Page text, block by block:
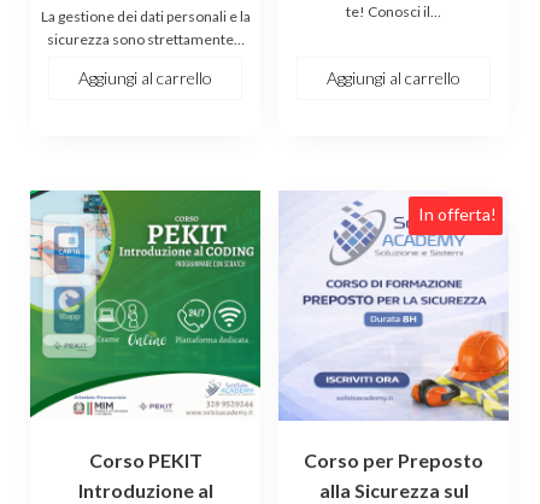
La gestione dei dati personali e la
sicurezza sono strettamente…
Aggiungi al carrello
te! Conosci il…
Aggiungi al carrello
Corso PEKIT
Introduzione al
In offerta!
Corso per Preposto
alla Sicurezza sul